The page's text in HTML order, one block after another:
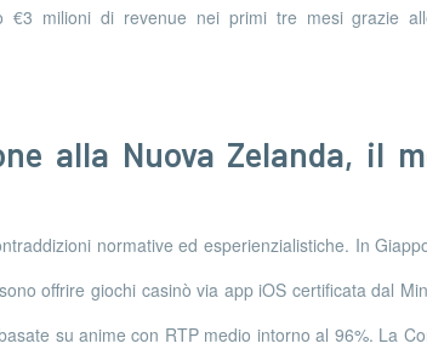
€3 milioni di revenue nei primi tre mesi grazie
alla Nuova Zelanda, il
normative ed esperienzialistiche. In
offrire giochi casinò via app iOS certificata dal
su anime con RTP medio intorno al 96%. La